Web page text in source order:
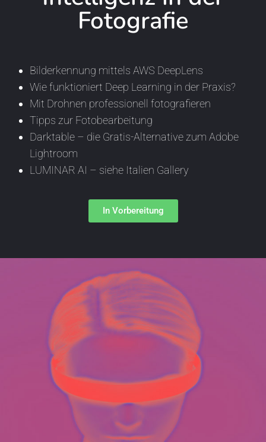
Fotografie
Bilderkennung mittels AWS DeepLens
Wie funktioniert Deep Learning in der Praxis?
Mit Drohnen professionell fotografieren
Tipps zur Fotobearbeitung
Darktable – die Gratis-Alternative zum Adobe
Lightroom
LUMINAR AI – siehe Italien Gallery
In Vorbereitung